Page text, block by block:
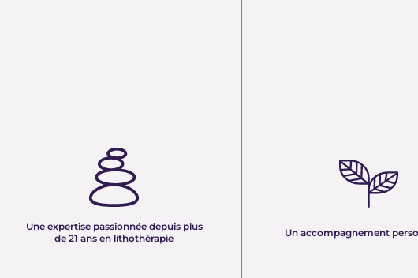
Une expertise passionnée depuis plus
de 21 ans en lithothérapie
PLUS DE 21 ANS EN LITHOTHÉRAPIE :
Forte d’une expérience de plus de deux
décennies, notre équipe vous partage son savoir
mettons nos connaissances en lithothérapie à
votre service pour vous accompagner dans votre
Un accompagnement
Nous sélectionnons
minéraux pour vous offrir des
naturelles, non traitées et chargées
vibration et son authenticité afin
un produit à la hauteur de vos